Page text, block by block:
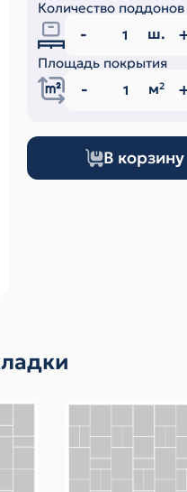
Количество поддонов
ш.
Площадь покрытия
м2
В корзину